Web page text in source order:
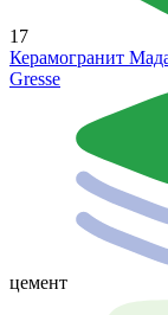
17
Керамогранит
Gresse
цемент